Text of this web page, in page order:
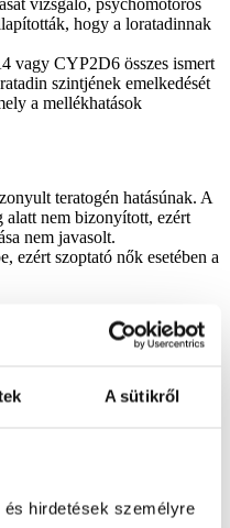
A sütikről
hirdetések személyre
vizsgáló, psychomotoros
hogy a loratadinnak
vagy CYP2D6 összes ismert
szintjének emelkedését
a mellékhatások
teratogén hatásúnak. A
alatt nem bizonyított, ezért
nem javasolt.
ezért szoptató nők esetében a
a loratadint kapó
tájékoztatni kell arról, hogy
ami hatással lehet a